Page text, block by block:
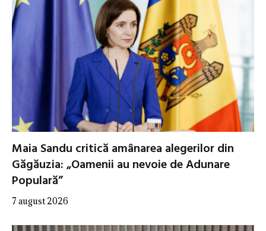
Maia Sandu critică amânarea alegerilor din
Găgăuzia: „Oamenii au nevoie de Adunare
Populară”
7 august 2026